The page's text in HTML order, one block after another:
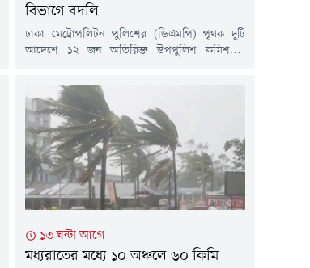
বিভাগে বদলি
ঢাকা মেট্রোপলিটন পুলিশের (ডিএমপি) পৃথক দুটি
আদেশে ১২ জন অতিরিক্ত উপপুলিশ কমিশনার
করা হয়েছে।বৃহস্পতিবার (৬ আগস্ট) ডিএমপির উপ-
পুলিশ কমিশনার (সদর দপ্তর ও প্রশাসন) মো.
শাহরিয়ার আলী স্বাক্ষরিত পৃথক দুটি আদেশ দেওয়া
হয়। আদেশে বলা হয়, ডিএমপির ট্রাফিক তেজগাঁও
বিভাগের অতিরিক্ত উপ-পুলিশ কমিশনার তানিয়া...
১৩ ঘন্টা আগে
মধ্যরাতের মধ্যে ১০ অঞ্চলে ৬০ কিমি